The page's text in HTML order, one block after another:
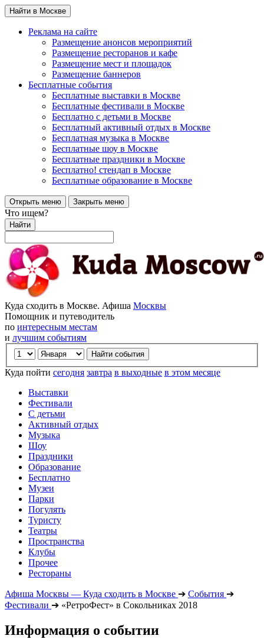
Найти в Москве
Реклама на сайте
Размещение анонсов мероприятий
Размещение ресторанов и кафе
Размещение мест и площадок
Размещение баннеров
Бесплатные события
Бесплатные выставки в Москве
Бесплатные фестивали в Москве
Бесплатно с детьми в Москве
Бесплатный активный отдых в Москве
Бесплатная музыка в Москве
Бесплатные шоу в Москве
Бесплатные праздники в Москве
Бесплатно! стендап в Москве
Бесплатные образование в Москве
Открыть меню Закрыть меню
Что ищем?
Найти
Куда сходить в Москве. Афиша Москвы
Помощник и путеводитель
по интересным местам
и лучшим событиям
Куда пойти сегодня завтра в выходные в этом месяце
Выставки
Фестивали
С детьми
Активный отдых
Музыка
Шоу
Праздники
Образование
Бесплатно
Музеи
Парки
Погулять
Туристу
Театры
Пространства
Клубы
Прочее
Рестораны
Афиша Москвы — Куда сходить в Москве ➔ События ➔
Фестивали ➔ «РетроФест» в Сокольниках 2018
Информация о событии